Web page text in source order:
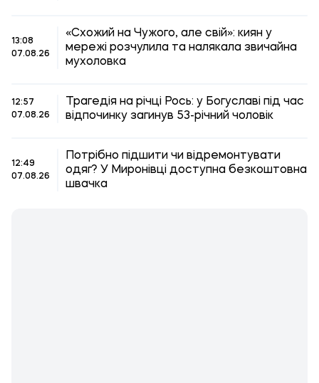
13:08
07.08.26
«Схожий на Чужого, але свій»: киян у
мережі розчулила та налякала звичайна
мухоловка
12:57
07.08.26
Трагедія на річці Рось: у Богуславі під час
відпочинку загинув 53-річний чоловік
12:49
07.08.26
Потрібно підшити чи відремонтувати
одяг? У Миронівці доступна безкоштовна
швачка